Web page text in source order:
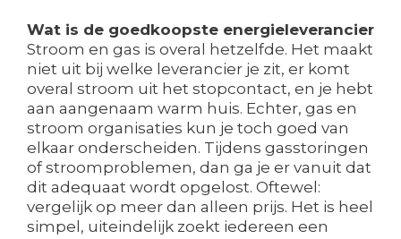
Wat is de goedkoopste energieleverancier
Stroom en gas is overal hetzelfde. Het maakt
niet uit bij welke leverancier je zit, er komt
overal stroom uit het stopcontact, en je hebt
aan aangenaam warm huis. Echter, gas en
stroom organisaties kun je toch goed van
elkaar onderscheiden. Tijdens gasstoringen
of stroomproblemen, dan ga je er vanuit dat
dit adequaat wordt opgelost. Oftewel:
vergelijk op meer dan alleen prijs. Het is heel
simpel, uiteindelijk zoekt iedereen een